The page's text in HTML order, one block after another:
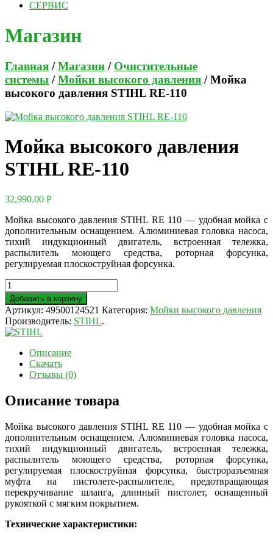
СЕРВИС
Магазин
Главная /Магазин / Очистительные
системы /Мойки высокого давления / Мойка
высокого давления STIHL RE-110
Мойка высокого давления
STIHL RE-110
32,990.00 Р
Мойка высокого давления STIHL RE 110 — удобная мойка с
дополнительным оснащением. Алюминиевая головка насоса,
тихий индукционный двигатель, встроенная тележка,
распылитель моющего средства, роторная форсунка,
регулируемая плоскоструйная форсунка.
Добавить в корзину
Артикул: 49500124521 Категория: Мойки высокого давления
Производитель: STIHL.
Описание
Скачать
Отзывы (0)
Описание товара
Мойка высокого давления STIHL RE 110 — удобная мойка с
дополнительным оснащением. Алюминиевая головка насоса,
тихий индукционный двигатель, встроенная тележка,
распылитель моющего средства, роторная форсунка,
регулируемая плоскоструйная форсунка, быстроразъемная
муфта на пистолете-распылителе, предотвращающая
перекручивание шланга, длинный пистолет, оснащенный
рукояткой с мягким покрытием.
Технические характеристики: